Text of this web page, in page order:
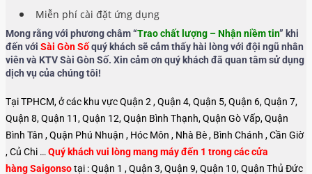
Miễn phí cài đặt ứng dụng
Mong rằng với phương châm “Trao chất lượng – Nhận niềm tin” khi
đến với Sài Gòn Sốquý khách sẽ cảm thấy hài lòng với đội ngũ nhân
viên và KTV Sài Gòn Số. Xin cảm ơn quý khách đã quan tâm sử dụng
dịch vụ của chúng tôi!
Tại TPHCM, ở các khu vực Quận 2 , Quận 4, Quận 5, Quận 6, Quận 7,
Quận 8, Quận 11, Quận 12, Quận Bình Thạnh, Quận Gò Vấp, Quận
Bình Tân , Quận Phú Nhuận , Hóc Môn , Nhà Bè , Bình Chánh , Cần Giờ
, Củ Chi …Quý khách vui lòng mang máy đến 1 trong các cửa
hàng Saigonsotại : Quận 1 , Quận 3, Quận 9, Quận 10, Quận Thủ Đức